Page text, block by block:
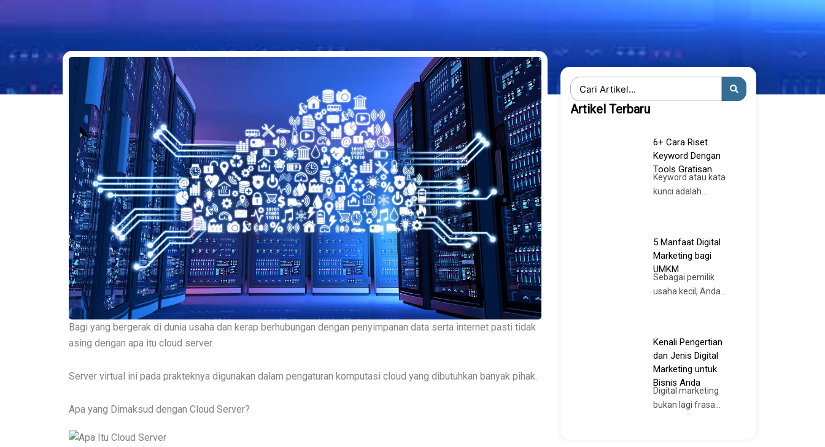
Bagi yang bergerak di dunia usaha dan kerap berhubungan dengan penyimpanan data serta internet pasti tidak
asing dengan apa itu cloud server.
Server virtual ini pada prakteknya digunakan dalam pengaturan komputasi cloud yang dibutuhkan banyak pihak.
Apa yang Dimaksud dengan Cloud Server?
Search
...
Artikel Terbaru
6+ Cara Riset
Keyword Dengan
Tools Gratisan
Keyword atau kata
kunci adalah...
5 Manfaat Digital
Marketing bagi
UMKM
Sebagai pemilik
usaha kecil, Anda...
Kenali Pengertian
dan Jenis Digital
Marketing untuk
Bisnis Anda
Digital marketing
bukan lagi frasa...